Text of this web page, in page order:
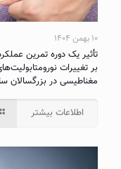
۱۰ بهمن ۱۴۰۴
تأثیر یک دوره تمرین
بر تغییرات
مغناطیسی در بزرگسالان
اطلاعات بیشتر